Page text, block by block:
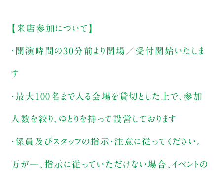
【来店参加について】
・開演時間の30分前より開場／受付開始いたしま
す
・最大100名まで入る会場を貸切とした上で、参加
人数を絞り、ゆとりを持って設営しております
・係員及びスタッフの指示・注意に従ってください。
万が一、指示に従っていただけない場合、イベントの